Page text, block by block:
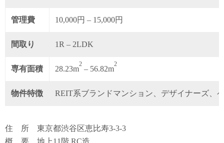
管理費 10,000円 – 15,000円
間取り 1R – 2LDK
専有面積 28.23m
2
– 56.82m
2
物件特徴 REIT系ブランドマンション、デザイナーズ、
住 所 東京都渋谷区恵比寿3-3-3
概 要 地上11階 RC造